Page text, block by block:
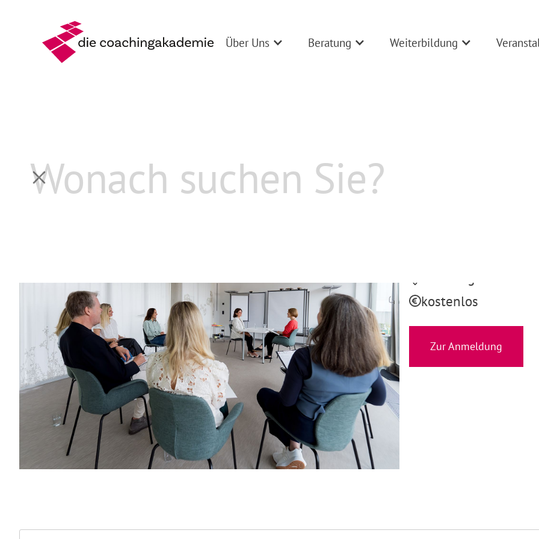
Über Uns Beratung Weiterbildung
Live-Coaching
kostenlos
Zur Anmeldung